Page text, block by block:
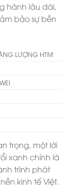
hành lâu dài,
bảo sự bền
LƯỢNG HTM
trọng, một lời
xanh chính là
trình phát
kinh tế Việt.